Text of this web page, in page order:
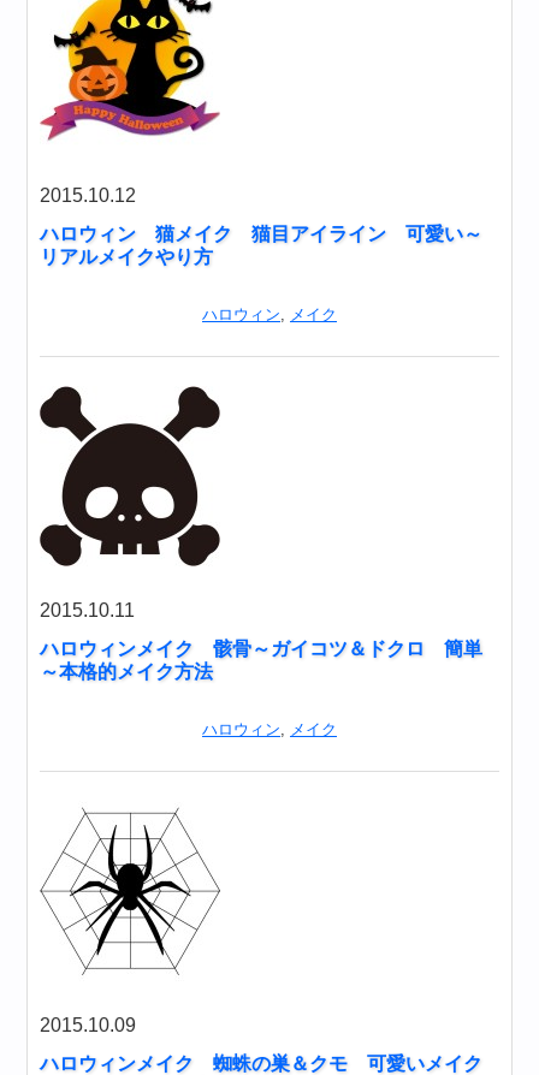
2015.10.12
ハロウィン 猫メイク 猫目アイライン 可愛い～
リアルメイクやり方
ハロウィン, メイク
2015.10.11
ハロウィンメイク 骸骨～ガイコツ＆ドクロ 簡単
～本格的メイク方法
ハロウィン, メイク
2015.10.09
ハロウィンメイク 蜘蛛の巣＆クモ 可愛いメイク